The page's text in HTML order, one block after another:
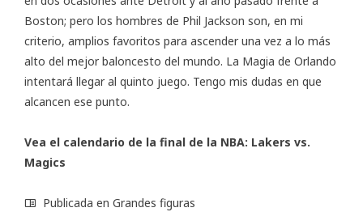
Boston; pero los hombres de Phil Jackson son, en mi
criterio, amplios favoritos para ascender una vez a lo más
alto del mejor baloncesto del mundo. La Magia de Orlando
intentará llegar al quinto juego. Tengo mis dudas en que
alcancen ese punto.
Vea el calendario de la final de la NBA: Lakers vs.
Magics
Publicada en Grandes figuras